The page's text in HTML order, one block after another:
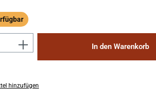
Anzahl: Gib denIn den Warenkorb
hinzufügen